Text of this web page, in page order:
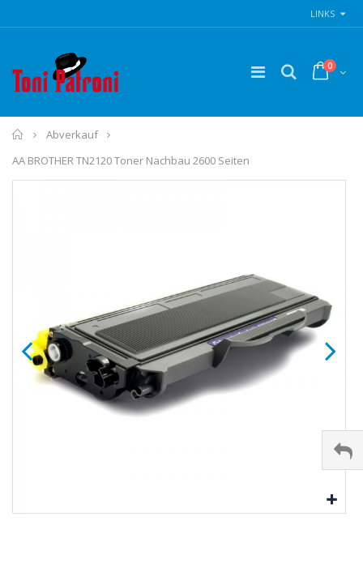
LINKS
0
Home
Abverkauf
AA BROTHER TN2120 Toner Nachbau 2600 Seiten